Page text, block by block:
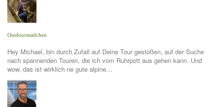
Outdoormädchen
Hey Michael, bin durch Zufall auf Deine Tour gestoßen, auf der Suche
nach spannenden Touren, die ich vom Ruhrpott aus gehen kann. Und
wow, das ist wirklich ne gute alpine…